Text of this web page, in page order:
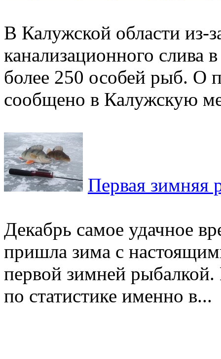
В Калужской области из-
канализационного слива
более 250 особей рыб. О
сообщено в Калужскую
Первая зимняя
Декабрь самое удачное
пришла зима с
первой зимней рыбалкой.
по статистике именно в...